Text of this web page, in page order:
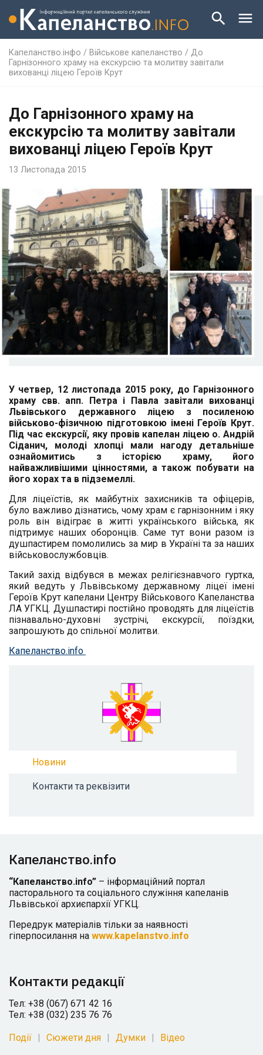
Капеланство.інфо / Військове капеланство / До
Гарнізонного храму на екскурсію та молитву завітали
вихованці ліцею Героїв Крут
До Гарнізонного храму на
екскурсію та молитву завітали
вихованці ліцею Героїв Крут
13 Листопада 2015
У четвер, 12 листопада 2015 року, до Гарнізонного
храму свв. апп. Петра і Павла завітали вихованці
Львівського державного ліцею з посиленою
військово-фізичною підготовкою імені Героїв Крут.
Під час екскурсії, яку провів капелан ліцею о. Андрій
Сіданич, молоді хлопці мали нагоду детальніше
ознайомитись з історією храму, його
найважливішими цінностями, а також побувати на
його хорах та в підземеллі.
Для ліцеїстів, як майбутніх захисників та офіцерів,
було важливо дізнатись, чому храм є гарнізонним і яку
роль він відіграє в житті українського війська, як
підтримує наших оборонців. Саме тут вони разом із
душпастирем помолились за мир в Україні та за наших
військовослужбовців.
Такий захід відбувся в межах релігієзнавчого гуртка,
який ведуть у Львівському державному ліцеї імені
Героїв Крут капелани Центру Військового Капеланства
ЛА УГКЦ. Душпастирі постійно проводять для ліцеїстів
пізнавально-духовні зустрічі, екскурсії, поїздки,
запрошують до спільної молитви.
Капеланство.info
Новини
Контакти та реквізити
Капеланство.info
“Капеланство.info” – інформаційний портал
пасторального та соціального служіння капеланів
Львівської архиєпархії УГКЦ.
Передрук матеріалів тільки за наявності
гіперпосилання на www.kapelanstvo.info
Контакти редакції
Тел: +38 (067) 671 42 16
Тел: +38 (032) 235 76 76
Події Сюжети дня Думки Відео